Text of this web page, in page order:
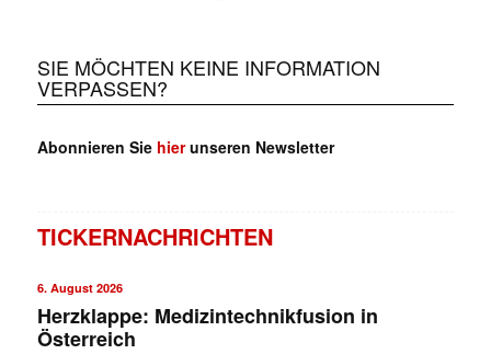
SIE MÖCHTEN KEINE INFORMATION
VERPASSEN?
Abonnieren Sie hierunseren Newsletter
TICKERNACHRICHTEN
6. August 2026
Herzklappe: Medizintechnikfusion in
Österreich